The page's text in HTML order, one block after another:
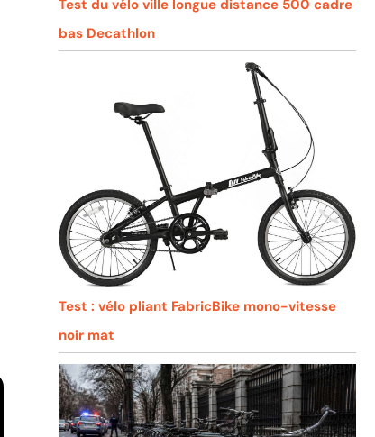
Test du vélo ville longue distance 500 cadre
bas Decathlon
Test : vélo pliant FabricBike mono-vitesse
noir mat